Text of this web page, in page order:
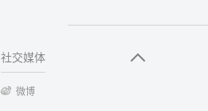
社交媒体
微博